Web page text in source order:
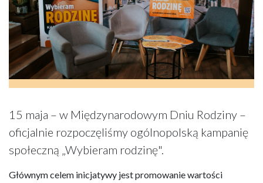
15 maja – w Międzynarodowym Dniu Rodziny –
oficjalnie rozpoczęliśmy ogólnopolską kampanię
społeczną „Wybieram rodzinę".
Głównym celem inicjatywy jest promowanie wartości